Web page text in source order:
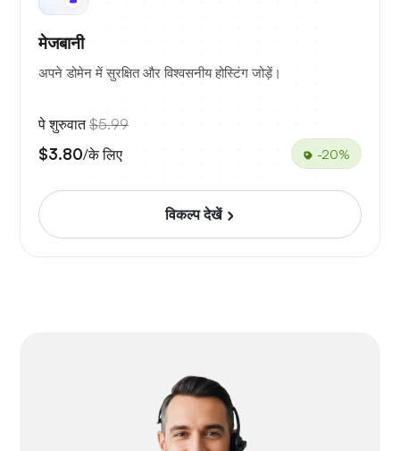
मेजबानी
अपने डोमेन में सुरक्षित और विश्वसनीय होस्टिंग जोड़ें।
पे शुरुवात$5.99
$3.80/के लिए -20%
विकल्प देखें